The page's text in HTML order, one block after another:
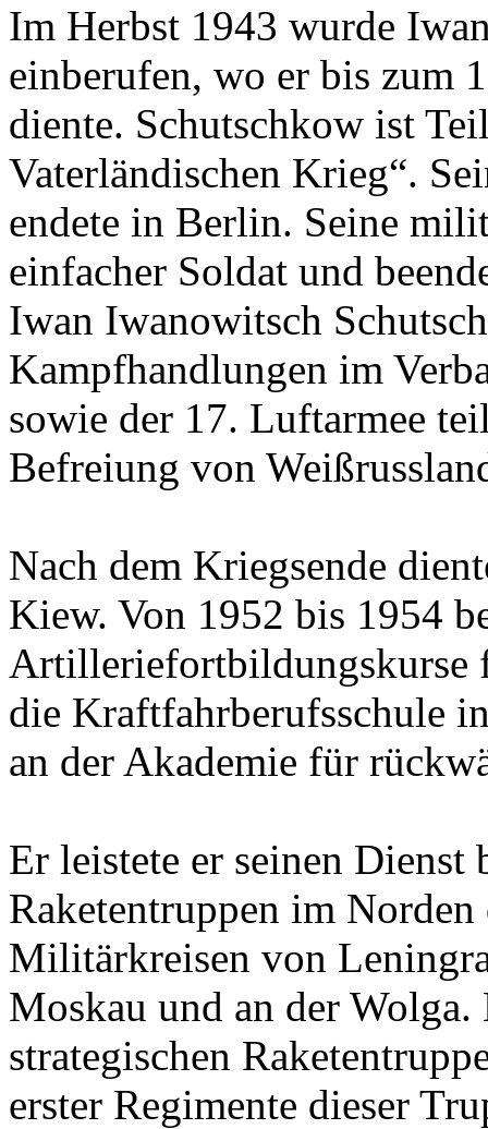
Im Herbst 1943 wurde
einberufen, wo er bis zum
diente. Schutschkow ist
Vaterländischen Krieg“.
endete in Berlin. Seine
einfacher Soldat und
Iwan Iwanowitsch
Kampfhandlungen im
sowie der 17. Luftarmee
Befreiung von
Nach dem Kriegsende
Kiew. Von 1952 bis 1954
Artilleriefortbildungskurse
die Kraftfahrberufsschule
an der Akademie für
Er leistete er seinen Dienst
Raketentruppen im
Militärkreisen von
Moskau und an der
strategischen
erster Regimente dieser